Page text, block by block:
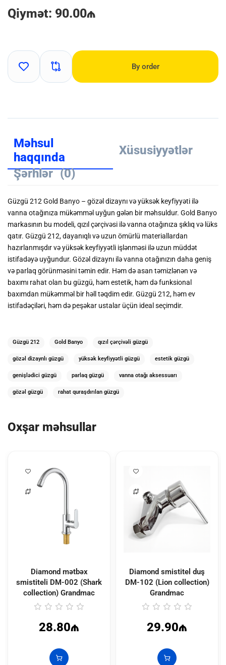
Qiymət: 90.00₼
By order
Məhsul
haqqında
Xüsusiyyətlər
Şərhlər (0)
Güzgü 212 Gold Banyo – gözəl dizaynı və yüksək keyfiyyəti ilə
vanna otağınıza mükəmməl uyğun gələn bir məhsuldur. Gold Banyo
markasının bu modeli, qızıl çərçivəsi ilə vanna otağınıza şıklıq və lüks
qatır. Güzgü 212, dayanıqlı və uzun ömürlü materiallardan
hazırlanmışdır və yüksək keyfiyyətli işlənməsi ilə uzun müddət
istifadəyə uyğundur. Gözəl dizaynı ilə vanna otağınızın daha geniş
və parlaq görünməsini təmin edir. Həm də asan təmizlənən və
baxımı rahat olan bu güzgü, həm estetik, həm də funksional
baxımdan mükəmməl bir həll təqdim edir. Güzgü 212, həm ev
istifadəçiləri, həm də peşəkar ustalar üçün ideal seçimdir.
Güzgü 212 Gold Banyo qızıl çərçivəli güzgü
gözəl dizaynlı güzgü yüksək keyfiyyətli güzgü estetik güzgü
genişlədici güzgü parlaq güzgü vanna otağı aksessuarı
gözəl güzgü rahat quraşdırılan güzgü
Oxşar məhsullar
Diamond mətbəx
smistiteli DM-002 (Shark
collection) Grandmac
28.80₼
Diamond smistitel duş
DM-102 (Lion collection)
Grandmac
29.90₼